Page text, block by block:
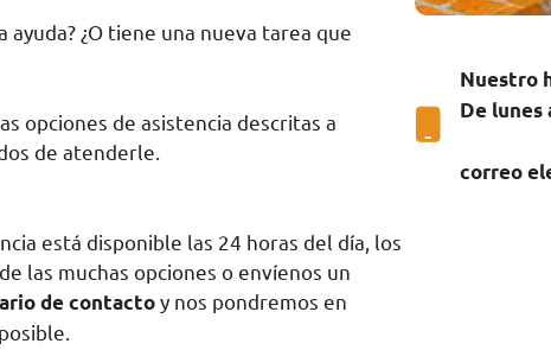
ayuda? ¿O tiene una nueva tarea que
opciones de asistencia descritas a
de atenderle.
está disponible las 24 horas del día, los
las muchas opciones o envíenos un
de contactoy nos pondremos en
Nuestro
De lunes
correo